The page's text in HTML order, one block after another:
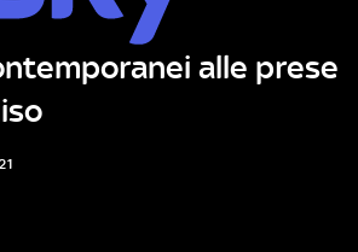
alle prese